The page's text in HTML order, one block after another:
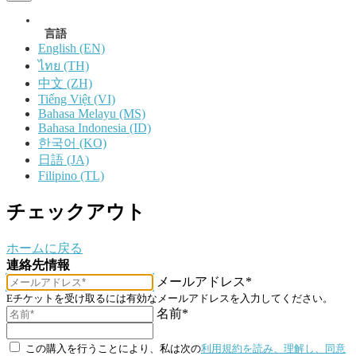
言語
English (EN)
ไทย (TH)
中文 (ZH)
Tiếng Việt (VI)
Bahasa Melayu (MS)
Bahasa Indonesia (ID)
한국어 (KO)
日語 (JA)
Filipino (TL)
チェックアウト
ホームに戻る
連絡先情報
メールアドレス*
Eチケットを受け取るには有効なメールアドレスを入力してください。
名前*
この購入を行うことにより、私は次の利用規約を読み、理解し、同意